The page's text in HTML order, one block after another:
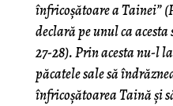
înfricoşătoare a Tainei”
declară pe unul ca
27-28).Prin acesta nu-l
păcatele sale să
înfricoşătoarea Taină şi